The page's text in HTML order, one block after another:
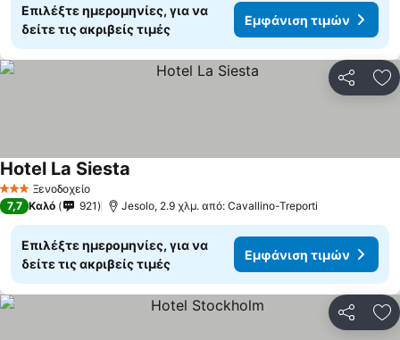
Επιλέξτε ημερομηνίες, για να
δείτε τις ακριβείς τιμές
Εμφάνιση τιμών
3 ΑστέριαΞενοδοχείο
Hotel La Siesta
7,7 Καλό 921 Jesolo, 2.9 χλμ. από: Cavallino-Treporti
Επιλέξτε ημερομηνίες, για να
δείτε τις ακριβείς τιμές
Εμφάνιση τιμών